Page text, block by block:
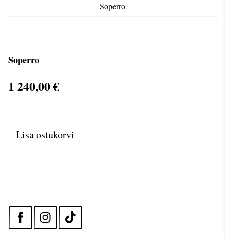
Soperro
Soperro
1 240,00 €
Lisa ostukorvi